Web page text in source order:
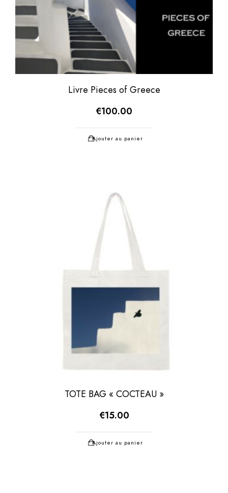
Livre Pieces of Greece
€100.00
Ajouter au panier
TOTE BAG « COCTEAU »
€15.00
Ajouter au panier